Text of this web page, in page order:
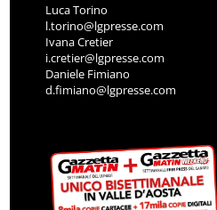
Luca Torino
l.torino@lgpresse.com
Ivana Cretier
i.cretier@lgpresse.com
Daniele Fimiano
d.fimiano@lgpresse.com